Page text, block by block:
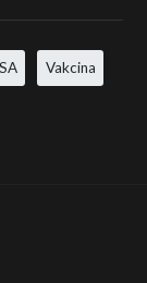
Vakcina